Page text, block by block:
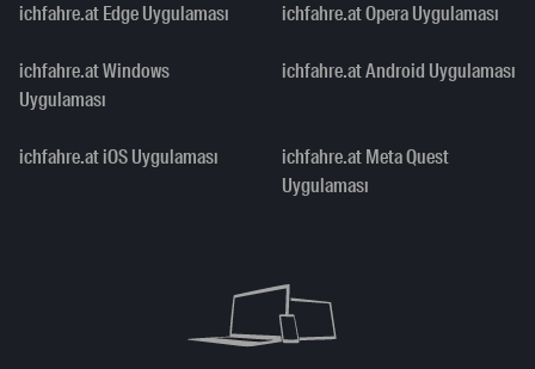
ichfahre.at Edge Uygulaması ichfahre.at Opera Uygulaması
ichfahre.at Windows
Uygulaması
ichfahre.at Android Uygulaması
ichfahre.at iOS Uygulaması
ichfahre.at Meta Quest
Uygulaması